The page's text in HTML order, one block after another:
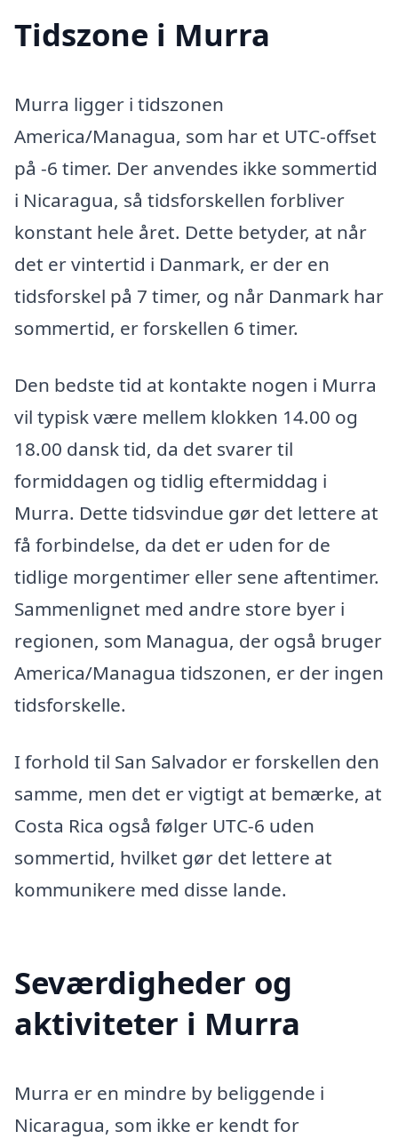
Tidszone i Murra
Murra ligger i tidszonen
America/Managua, som har et UTC-offset
på -6 timer. Der anvendes ikke sommertid
i Nicaragua, så tidsforskellen forbliver
konstant hele året. Dette betyder, at når
det er vintertid i Danmark, er der en
tidsforskel på 7 timer, og når Danmark har
sommertid, er forskellen 6 timer.
Den bedste tid at kontakte nogen i Murra
vil typisk være mellem klokken 14.00 og
18.00 dansk tid, da det svarer til
formiddagen og tidlig eftermiddag i
Murra. Dette tidsvindue gør det lettere at
få forbindelse, da det er uden for de
tidlige morgentimer eller sene aftentimer.
Sammenlignet med andre store byer i
regionen, som Managua, der også bruger
America/Managua tidszonen, er der ingen
tidsforskelle.
I forhold til San Salvador er forskellen den
samme, men det er vigtigt at bemærke, at
Costa Rica også følger UTC-6 uden
sommertid, hvilket gør det lettere at
kommunikere med disse lande.
Seværdigheder og
aktiviteter i Murra
Murra er en mindre by beliggende i
Nicaragua, som ikke er kendt for